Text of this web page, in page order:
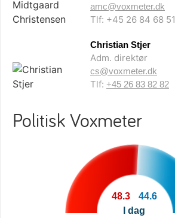
amc@voxmeter.dk
Tlf: +45 26 84 68 51
Christian Stjer
Adm. direktør
cs@voxmeter.dk
Tlf: +45 26 83 82 82
Politisk Voxmeter
48.3
44.6
I dag